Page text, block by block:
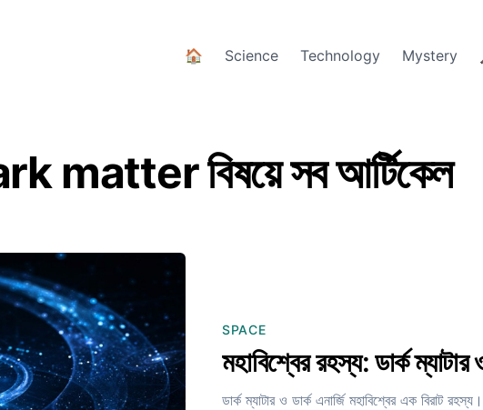
🏠 Science Technology Mystery
matter বিষয়ে সব আর্টিকেল
SPACE
মহাবিশ্বের রহস্য: ডার্ক ম্যাটার
ডার্ক ম্যাটার ও ডার্ক এনার্জি মহাবিশ্বের এক বিরাট